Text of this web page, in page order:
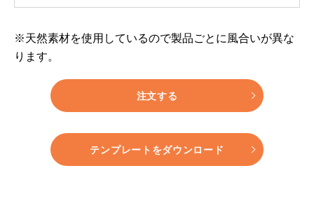
※天然素材を使用しているので製品ごとに風合いが異な
ります。
注文する
テンプレートをダウンロード